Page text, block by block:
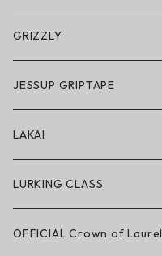
アクセサリー・小物
GRIZZLY
GRIZZLY × POLeR
アパレル
ハードグッズ
JESSUP GRIPTAPE
LAKAI
LAKAI × POLeR
LAKAI × CHOCOLATE
LURKING CLASS
OFFICIAL Crown of Laurel